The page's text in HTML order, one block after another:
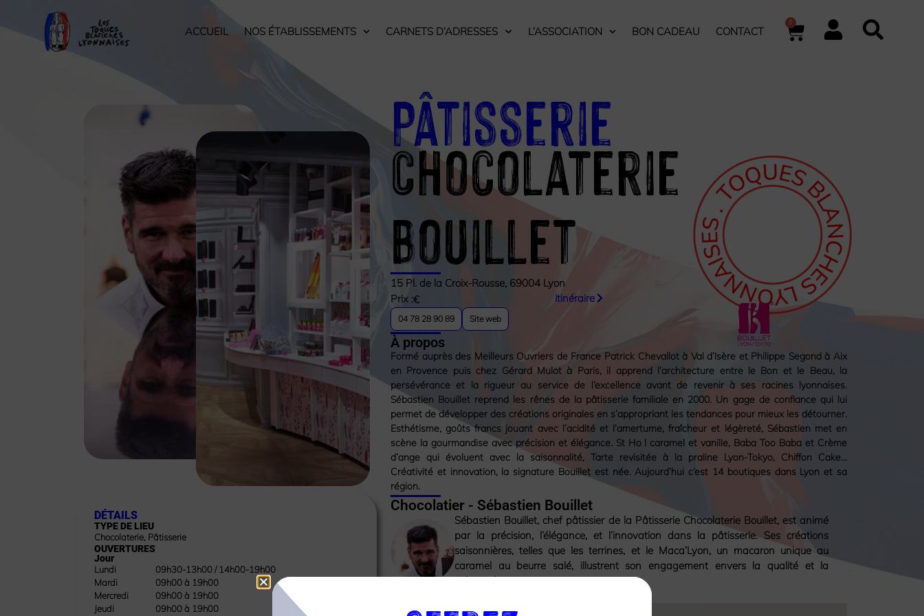
ACCUEIL NOS ÉTABLISSEMENTS CARNETS D’ADRESSES L’ASSOCIATION BON CADEAU CONTACT
0
DÉTAILS
TYPE DE LIEU
Chocolaterie, Pâtisserie
OUVERTURES
Jour
Lundi
Mardi
Mercredi
Jeudi
09h30-13h00 / 14h00-19h00
09h00 à 19h00
09h00 à 19h00
09h00 à 19h00
Pâtisserie
Chocolaterie
Bouillet
15 Pl. de la Croix-Rousse, 69004 Lyon
Prix :€ itinéraire
04 78 28 90 89 Site web
À propos
Formé auprès des Meilleurs Ouvriers de France Patrick Chevallot à Val d’Isère et Philippe Segond à Aix
en Provence puis chez Gérard Mulot à Paris, il apprend l’architecture entre le Bon et le Beau, la
persévérance et la rigueur au service de l’excellence avant de revenir à ses racines lyonnaises.
Sébastien Bouillet reprend les rênes de la pâtisserie familiale en 2000. Un gage de confiance qui lui
permet de développer des créations originales en s’appropriant les tendances pour mieux les détourner.
Esthétisme, goûts francs jouant avec l’acidité et l’amertume, fraîcheur et légèreté, Sébastien met en
scène la gourmandise avec précision et élégance. St Ho ! caramel et vanille, Baba Too Baba et Crème
d’ange qui évoluent avec la saisonnalité, Tarte revisitée à la praline Lyon-Tokyo, Chiffon Cake…
Créativité et innovation, la signature Bouillet est née. Aujourd’hui c’est 14 boutiques dans Lyon et sa
région.
Chocolatier - Sébastien Bouillet
Sébastien Bouillet, chef pâtissier de la Pâtisserie Chocolaterie Bouillet, est animé
par la précision, l’élégance, et l’innovation dans la pâtisserie. Ses créations
saisonnières, telles que les terrines, et le Maca’Lyon, un macaron unique au
caramel au beurre salé, illustrent son engagement envers la qualité et la
créativité.